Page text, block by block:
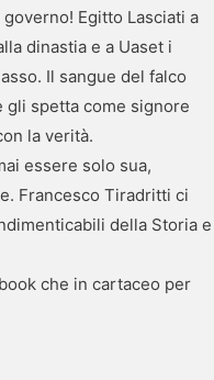
Egitto Lasciati a
dinastia e a Uaset i
Il sangue del falco
gli spetta come signore
la verità.
essere solo sua,
Francesco Tiradritti ci
della Storia e
che in cartaceo per